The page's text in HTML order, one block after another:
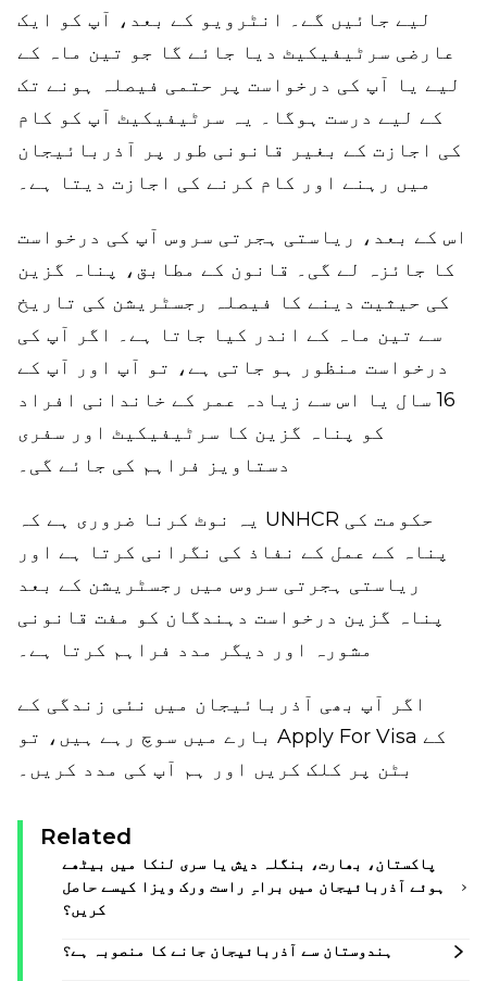
لیے جائیں گے۔ انٹرویو کے بعد، آپ کو ایک
عارضی سرٹیفیکیٹ دیا جائے گا جو تین ماہ کے
لیے یا آپ کی درخواست پر حتمی فیصلہ ہونے تک
کے لیے درست ہوگا۔ یہ سرٹیفیکیٹ آپ کو کام
کی اجازت کے بغیر قانونی طور پر آذربائیجان
میں رہنے اور کام کرنے کی اجازت دیتا ہے۔
اس کے بعد، ریاستی ہجرتی سروس آپ کی درخواست
کا جائزہ لے گی۔ قانون کے مطابق، پناہ گزین
کی حیثیت دینے کا فیصلہ رجسٹریشن کی تاریخ
سے تین ماہ کے اندر کیا جاتا ہے۔ اگر آپ کی
درخواست منظور ہو جاتی ہے، تو آپ اور آپ کے
16 سال یا اس سے زیادہ عمر کے خاندانی افراد
کو پناہ گزین کا سرٹیفیکیٹ اور سفری
دستاویز فراہم کی جائے گی۔
یہ نوٹ کرنا ضروری ہے کہ UNHCR حکومت کی
پناہ کے عمل کے نفاذ کی نگرانی کرتا ہے اور
ریاستی ہجرتی سروس میں رجسٹریشن کے بعد
پناہ گزین درخواست دہندگان کو مفت قانونی
مشورہ اور دیگر مدد فراہم کرتا ہے۔
اگر آپ بھی آذربائیجان میں نئی زندگی کے
بارے میں سوچ رہے ہیں، تو Apply For Visa کے
بٹن پر کلک کریں اور ہم آپ کی مدد کریں۔
Related
پاکستان، بھارت، بنگلہ دیش یا سری لنکا میں بیٹھے
ہوئے آذربائیجان میں براہِ راست ورک ویزا کیسے حاصل
کریں؟
ہندوستان سے آذربائیجان جانے کا منصوبہ ہے؟